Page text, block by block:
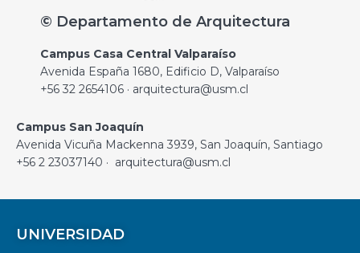
© Departamento de Arquitectura
Campus Casa Central Valparaíso
Avenida España 1680, Edificio D, Valparaíso
+56 32 2654106 · arquitectura@usm.cl
Campus San Joaquín
Avenida Vicuña Mackenna 3939, San Joaquín, Santiago
+56 2 23037140 · arquitectura@usm.cl
UNIVERSIDAD